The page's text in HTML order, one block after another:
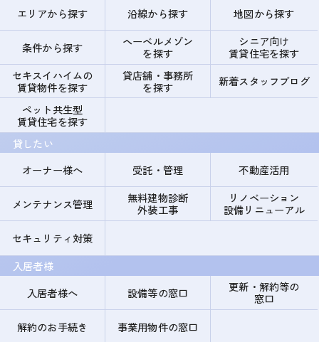
エリアから探す
沿線から探す 地図から探す
条件から探す
ヘーベルメゾン
を探す
シニア向け
賃貸住宅を探す
セキスイハイムの
賃貸物件を探す
貸店舗・事務所
を探す
新着スタッフブログ
ペット共生型
賃貸住宅を探す
貸したい
オーナー様へ
受託・管理 不動産活用
メンテナンス管理
無料建物診断
外装工事
リノベーション
設備リニューアル
セキュリティ対策
入居者様
入居者様へ
設備等の窓口
更新・解約等の
窓口
解約のお手続き
事業用物件の窓口